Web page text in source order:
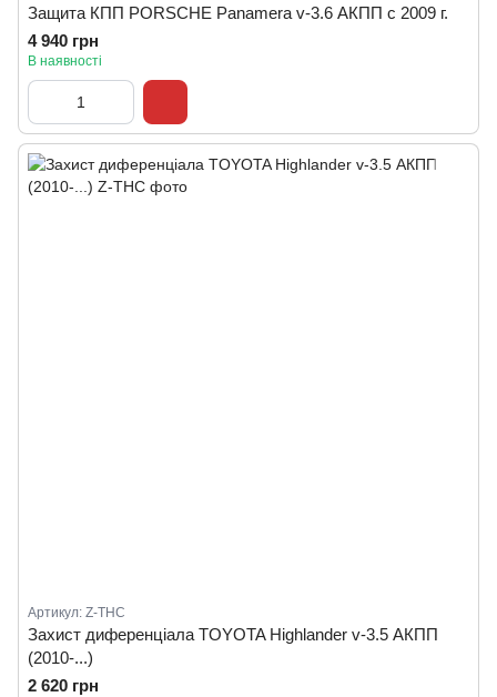
Защита КПП PORSCHE Panamera v-3.6 АКПП с 2009 г.
4 940 грн
В наявності
Артикул: Z-THC
Захист диференціала TOYOTA Highlander v-3.5 АКПП
(2010-...)
2 620 грн